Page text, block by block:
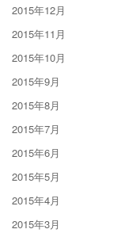
2015年12月
2015年11月
2015年10月
2015年9月
2015年8月
2015年7月
2015年6月
2015年5月
2015年4月
2015年3月